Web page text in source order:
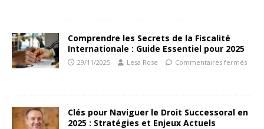
Comprendre les Secrets de la Fiscalité
Internationale : Guide Essentiel pour 2025
29/11/2025 Lesa Rose Commentaires fermés
Clés pour Naviguer le Droit Successoral en
2025 : Stratégies et Enjeux Actuels